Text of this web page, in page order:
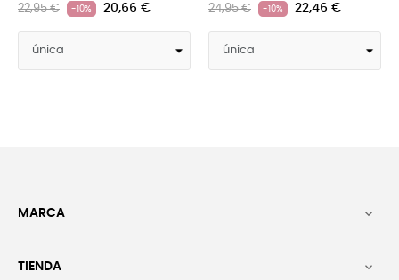
20,66 € 24,95 € 22,46 € 22,95 €
MARCA 
TIENDA 